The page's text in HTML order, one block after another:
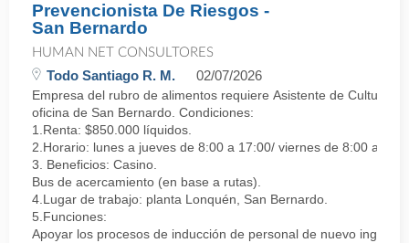
Prevencionista De Riesgos -
San Bernardo
HUMAN NET CONSULTORES
Todo Santiago R. M. 02/07/2026
Empresa del rubro de alimentos requiere Asistente de Cultura
oficina de San Bernardo. Condiciones:
1.Renta: $850.000 líquidos.
2.Horario: lunes a jueves de 8:00 a 17:00/ viernes de 8:00 a
3. Beneficios: Casino.
Bus de acercamiento (en base a rutas).
4.Lugar de trabajo: planta Lonquén, San Bernardo.
5.Funciones:
Apoyar los procesos de inducción de personal de nuevo